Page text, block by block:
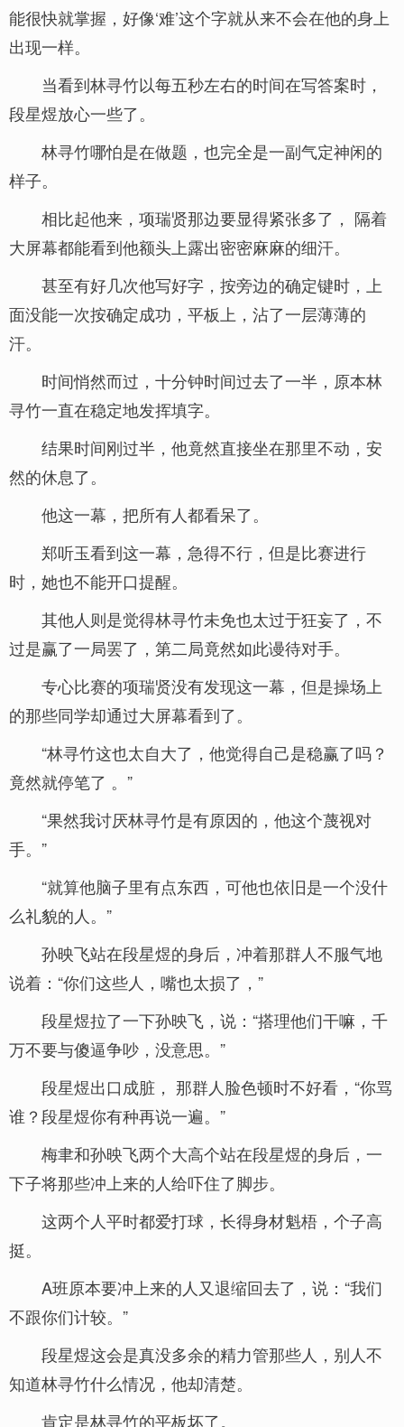
能很快就掌握，好像‘难’这个字就从来不会在他的身上
出现一样。
当看到林寻竹以每五秒左右的时间在写答案时，
段星煜放心一些了。
林寻竹哪怕是在做题，也完全是一副气定神闲的
样子。
相比起他来，项瑞贤那边要显得紧张多了， 隔着
大屏幕都能看到他额头上露出密密麻麻的细汗。
甚至有好几次他写好字，按旁边的确定键时，上
面没能一次按确定成功，平板上，沾了一层薄薄的
汗。
时间悄然而过，十分钟时间过去了一半，原本林
寻竹一直在稳定地发挥填字。
结果时间刚过半，他竟然直接坐在那里不动，安
然的休息了。
他这一幕，把所有人都看呆了。
郑听玉看到这一幕，急得不行，但是比赛进行
时，她也不能开口提醒。
其他人则是觉得林寻竹未免也太过于狂妄了，不
过是赢了一局罢了，第二局竟然如此谩待对手。
专心比赛的项瑞贤没有发现这一幕，但是操场上
的那些同学却通过大屏幕看到了。
“林寻竹这也太自大了，他觉得自己是稳赢了吗？
竟然就停笔了 。”
“果然我讨厌林寻竹是有原因的，他这个蔑视对
手。”
“就算他脑子里有点东西，可他也依旧是一个没什
么礼貌的人。”
孙映飞站在段星煜的身后，冲着那群人不服气地
说着：“你们这些人，嘴也太损了，”
段星煜拉了一下孙映飞，说：“搭理他们干嘛，千
万不要与傻逼争吵，没意思。”
段星煜出口成脏， 那群人脸色顿时不好看，“你骂
谁？段星煜你有种再说一遍。”
梅聿和孙映飞两个大高个站在段星煜的身后，一
下子将那些冲上来的人给吓住了脚步。
这两个人平时都爱打球，长得身材魁梧，个子高
挺。
A班原本要冲上来的人又退缩回去了，说：“我们
不跟你们计较。”
段星煜这会是真没多余的精力管那些人，别人不
知道林寻竹什么情况，他却清楚。
肯定是林寻竹的平板坏了。